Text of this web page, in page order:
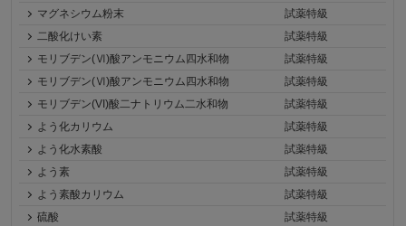
マグネシウム粉末
試薬特級
二酸化けい素
試薬特級
モリブデン(Ⅵ)酸アンモニウム四水和物
試薬特級
モリブデン(Ⅵ)酸アンモニウム四水和物
試薬特級
モリブデン(VI)酸二ナトリウム二水和物
試薬特級
よう化カリウム
試薬特級
よう化水素酸
試薬特級
よう素
試薬特級
よう素酸カリウム
試薬特級
硫酸
試薬特級